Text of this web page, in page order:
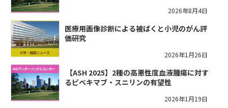
2026年8月4日
医療用画像診断による被ばくと小児のがん評
価研究
2026年1月26日
​【ASH 2025】2種の高悪性度血液腫瘍に対す
るピベキマブ・スニリンの有望性
2026年1月19日